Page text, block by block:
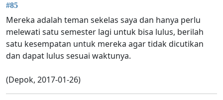
#85
Mereka adalah teman sekelas saya dan hanya perlu
melewati satu semester lagi untuk bisa lulus, berilah
satu kesempatan untuk mereka agar tidak dicutikan
dan dapat lulus sesuai waktunya.
(Depok, 2017-01-26)